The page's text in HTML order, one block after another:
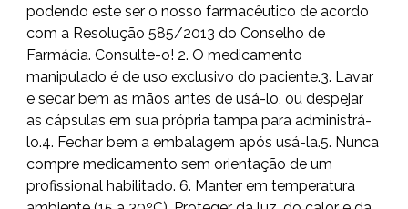
podendo este ser o nosso farmacêutico de acordo
com a Resolução 585/2013 do Conselho de
Farmácia. Consulte-o! 2. O medicamento
manipulado é de uso exclusivo do paciente.3. Lavar
e secar bem as mãos antes de usá-lo, ou despejar
as cápsulas em sua própria tampa para administrá-
lo.4. Fechar bem a embalagem após usá-la.5. Nunca
compre medicamento sem orientação de um
profissional habilitado. 6. Manter em temperatura